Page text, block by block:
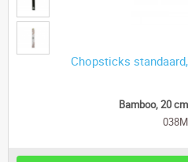
Chopsticks
Bamboo, 20